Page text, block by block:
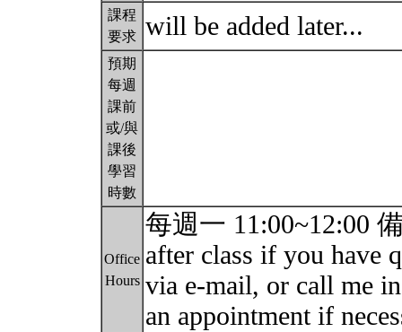
課程
要求 will be added later...
預期
每週
課前
或/與
課後
學習
時數
Office
Hours
每週一 11:00~12:00
after class if you have
via e-mail, or call me
an appointment if